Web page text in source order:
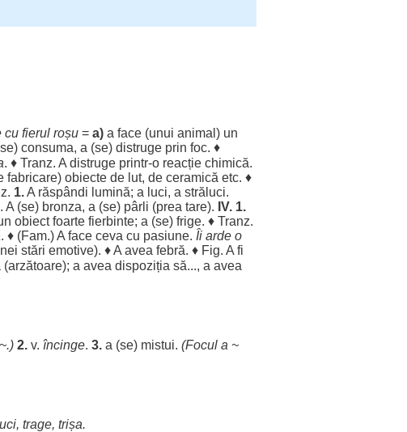
cu fierul roșu = a) a face (unui animal ) un
consuma, a (se) distruge prin foc. ♦
. ♦ Tranz. A distruge printr-o reacție chimică.
fabricare) obiecte de lut, de ceramică etc. ♦
1.A răspândi lumină; a luci, a străluci.
A (se) bronza, a (se) pârli (prea tare). IV. 1.
obiect foarte fierbinte; a (se) frige. ♦ Tranz.
. ♦ (Fam.) A face ceva cu pasiune. Îi arde o
stări emotive). ♦ A avea febră. ♦ Fig. A fi
(arzătoare); a avea dispoziția să..., a avea
~.) 2. v. încinge. 3. a (se) mistui. (Focul a ~
, trage, trișa.